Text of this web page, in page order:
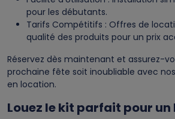
pour les débutants.
Tarifs Compétitifs : Offres de
qualité des produits pour un prix
Réservez dès maintenant et assurez-
prochaine fête soit inoubliable avec
en location.
Louez le kit parfait pour